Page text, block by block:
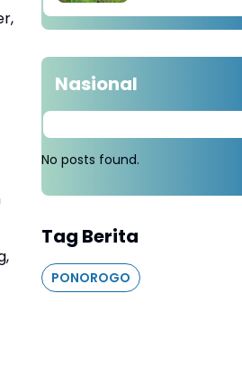
Tebang 100
diganti Tanam
Nasional
No posts found.
Tag Berita
PONOROGO